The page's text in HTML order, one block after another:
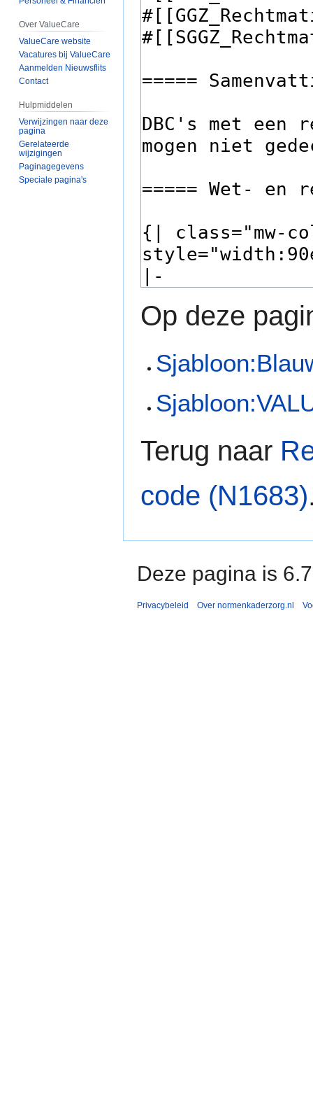
Op deze
Terug naar
code (N1683)
Over ValueCare
ValueCare website
Vacatures bij ValueCare
Aanmelden Nieuwsflits
Contact
Hulpmiddelen
Verwijzingen naar deze
pagina
Gerelateerde
wijzigingen
Paginagegevens
Speciale pagina's
Deze pagina is
Privacybeleid Over normenkaderzorg.nl